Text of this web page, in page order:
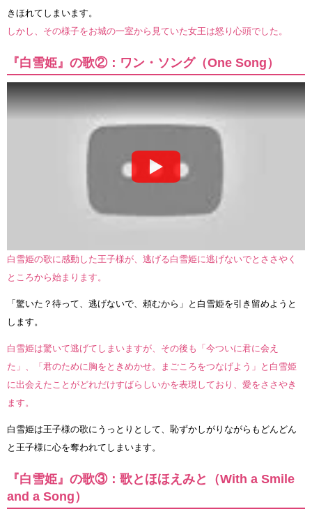
きほれてしまいます。
しかし、その様子をお城の一室から見ていた女王は怒り心頭でした。
『白雪姫』の歌②：ワン・ソング（One Song）
白雪姫の歌に感動した王子様が、逃げる白雪姫に逃げないでとささやく
ところから始まります。
「驚いた？待って、逃げないで、頼むから」と白雪姫を引き留めようと
します。
白雪姫は驚いて逃げてしまいますが、その後も「今ついに君に会え
た」、「君のために胸をときめかせ。まごころをつなげよう」と白雪姫
に出会えたことがどれだけすばらしいかを表現しており、愛をささやき
ます。
白雪姫は王子様の歌にうっとりとして、恥ずかしがりながらもどんどん
と王子様に心を奪われてしまいます。
『白雪姫』の歌③：歌とほほえみと（With a Smile
and a Song）